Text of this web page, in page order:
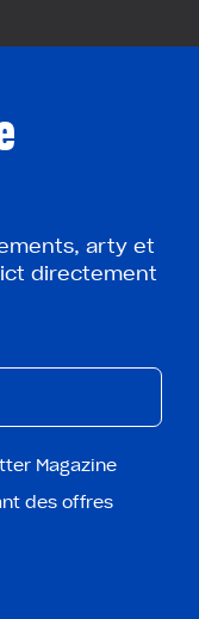
arty et
directement
Magazine
des offres